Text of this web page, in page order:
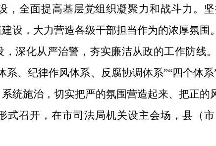
，全面提高基层党组织凝聚力和战斗力。
设，大力营造各级干部担当作为的浓厚氛围。
深化从严治警，夯实廉洁从政的工作防线
系、纪律作风体系、反腐协调体系”“四个体
统施治，切实把严的氛围营造起来、把正的
式召开，在市司法局机关设主会场， 县（